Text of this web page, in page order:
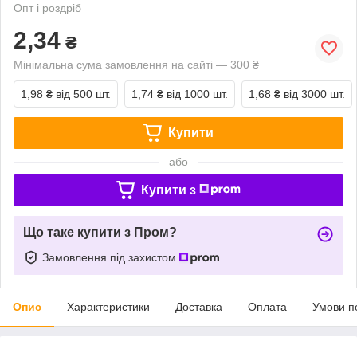
Опт і роздріб
2,34 ₴
Мінімальна сума замовлення на сайті — 300 ₴
1,98 ₴ від 500 шт. 1,74 ₴ від 1000 шт. 1,68 ₴ від 3000 шт.
Купити
або
Купити з
Що таке купити з Пром?
Замовлення під захистом
Опис Характеристики Доставка Оплата Умови